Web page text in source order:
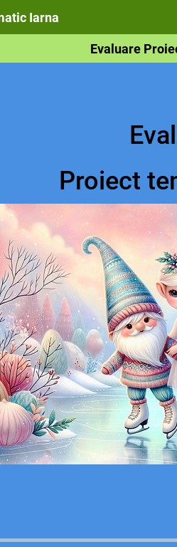
Iarna
Evaluare
Proiect